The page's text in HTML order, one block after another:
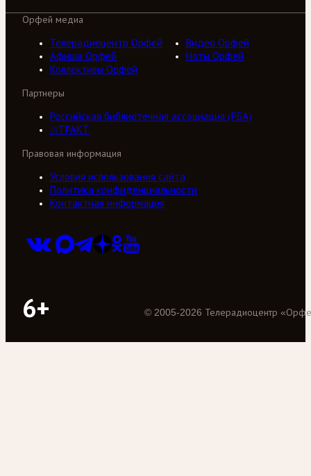
Орфей медиа
Телерадиоцентр Орфей
Видео Орфей
Афиша Орфей
Ноты Орфей
Коллективы Орфей
Партнеры
Российская библиотечная ассоциация (РБА)
///ТРАКТ
Правовая информация
Условия использования сайта
Политика конфиденциальности
Контактная информация
6+ © 2005-2026 Телерадиоцентр